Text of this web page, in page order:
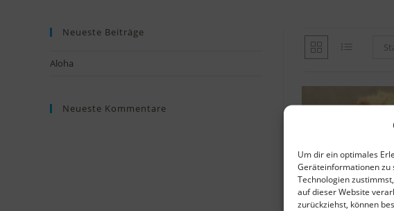
Um dir ein optimales
Geräteinformationen zu
Technologien
auf dieser Website
zurückziehst, können
Neueste Beiträge
Aloha
Neueste Kommentare